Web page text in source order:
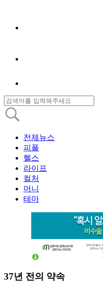
전체뉴스
피플
헬스
라이프
컬처
머니
테마
37년 전의 약속